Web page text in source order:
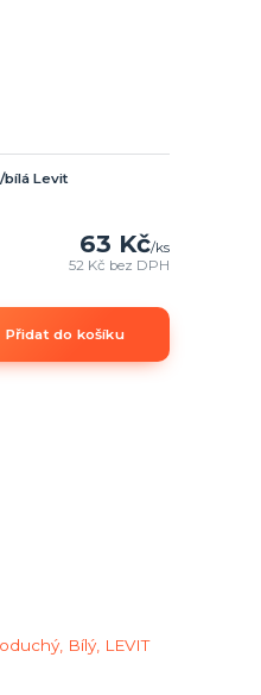
Levit
63 Kč/ks
52 Kč bez DPH
Přidat do košíku